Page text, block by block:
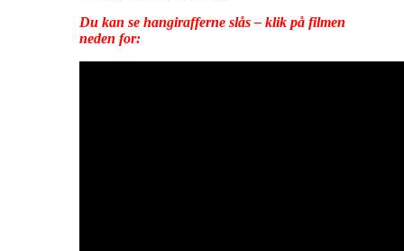
Du kan se hangirafferne slås – klik på filmen
neden for: